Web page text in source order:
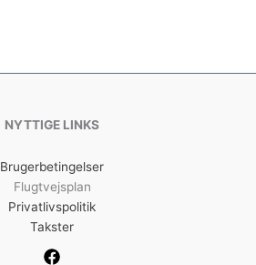
NYTTIGE LINKS
Brugerbetingelser
Flugtvejsplan
Privatlivspolitik
Takster